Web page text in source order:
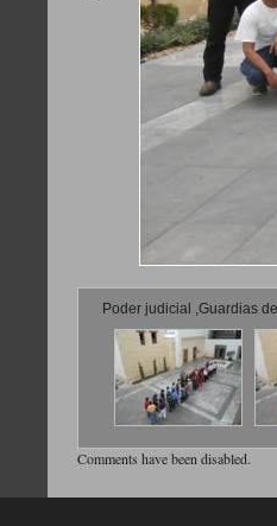
Poder judicial ,Guardias
Comments have been disabled.